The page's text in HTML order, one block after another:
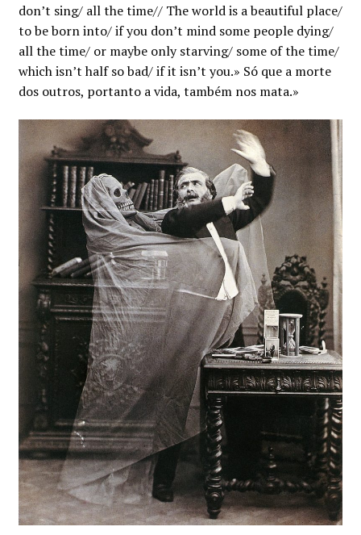
don’t sing/ all the time// The world is a beautiful place/
to be born into/ if you don’t mind some people dying/
all the time/ or maybe only starving/ some of the time/
which isn’t half so bad/ if it isn’t you.» Só que a morte
dos outros, portanto a vida, também nos mata.»